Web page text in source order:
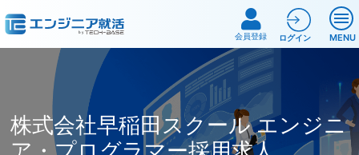
MENU
会員登録 ログイン
株式会社早稲田スクール エンジニ
ア・プログラマー採用求人